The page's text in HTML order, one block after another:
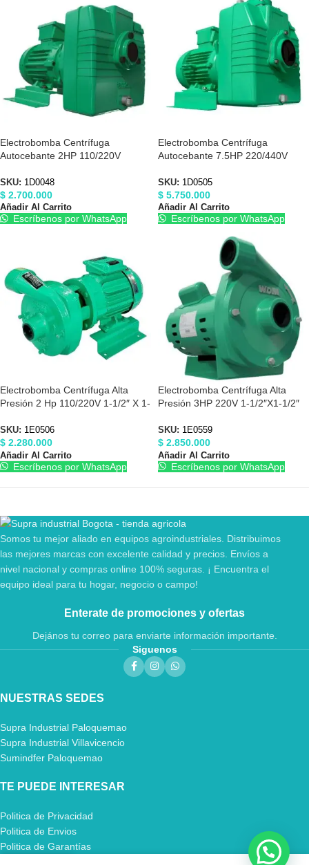
Electrobomba Centrífuga
Autocebante 2HP 110/220V
SKU: 1D0048
$ 2.700.000
Añadir Al Carrito
Escríbenos por WhatsApp
Electrobomba Centrífuga
Autocebante 7.5HP 220/440V
SKU: 1D0505
$ 5.750.000
Añadir Al Carrito
Escríbenos por WhatsApp
Electrobomba Centrífuga Alta
Presión 2 Hp 110/220V 1-1/2″ X 1-
SKU: 1E0506
$ 2.280.000
Añadir Al Carrito
Escríbenos por WhatsApp
Electrobomba Centrífuga Alta
Presión 3HP 220V 1-1/2″X1-1/2″
SKU: 1E0559
$ 2.850.000
Añadir Al Carrito
Escríbenos por WhatsApp
Somos tu mejor aliado en equipos agroindustriales. Distribuimos
las mejores marcas con excelente calidad y precios. Envíos a
nivel nacional y compras online 100% seguras. ¡ Encuentra el
equipo ideal para tu hogar, negocio o campo!
Enterate de promociones y ofertas
Dejános tu correo para enviarte información importante.
Siguenos
NUESTRAS SEDES
Supra Industrial Paloquemao
Supra Industrial Villavicencio
Sumindfer Paloquemao
TE PUEDE INTERESAR
Politica de Privacidad
Politica de Envios
Politica de Garantías